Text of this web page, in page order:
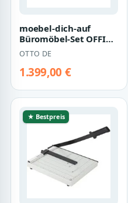
moebel-dich-auf
Büromöbel-Set OFFICE
LINE 220, (Komplett-
Set, 10-tlg.,…
OTTO DE
1.399,00 €
★ Bestpreis